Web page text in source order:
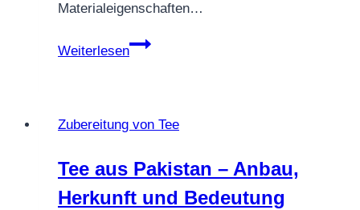
Materialeigenschaften…
Weiterlesen
Welchen
Gusskanne?
Zubereitung von Tee
Tee aus Pakistan – Anbau,
Herkunft und Bedeutung